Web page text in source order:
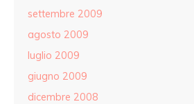
settembre 2009
agosto 2009
luglio 2009
giugno 2009
dicembre 2008